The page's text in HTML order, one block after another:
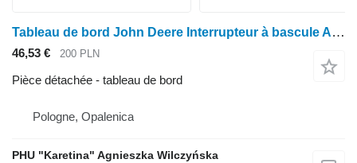
Tableau de bord John Deere Interrupteur à bascule AL113865 6020 6120 6510 6820 7420 8230 pour tracteur à roues John Deere 6020 6120 6510 6820 7420 8230
46,53 € 200 PLN
Pièce détachée - tableau de bord
Pologne, Opalenica
PHU "Karetina" Agnieszka Wilczyńska